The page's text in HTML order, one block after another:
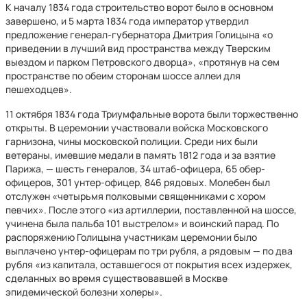
К началу 1834 года строительство ворот было в основном
завершено, и 5 марта 1834 года император утвердил
предложение генерал-губернатора Дмитрия Голицына «о
приведении в лучший вид пространства между Тверским
выездом и парком Петровского дворца», «протянув на сем
пространстве по обеим сторонам шоссе аллеи для
пешеходцев».
11 октября 1834 года Триумфальные ворота были торжественно
открыты. В церемонии участвовали войска Московского
гарнизона, чины московской полиции. Среди них были
ветераны, имевшие медали в память 1812 года и за взятие
Парижа, — шесть генералов, 34 штаб-офицера, 65 обер-
офицеров, 301 унтер-офицер, 846 рядовых. Молебен был
отслужен «четырьмя полковыми священниками с хором
певчих». После этого «из артиллерии, поставленной на шоссе,
учинена была пальба 101 выстрелом» и воинский парад. По
распоряжению Голицына участникам церемонии было
выплачено унтер-офицерам по три рубля, а рядовым — по два
рубля «из капитала, оставшегося от покрытия всех издержек,
сделанных во время существовавшей в Москве
эпидемической болезни холеры».